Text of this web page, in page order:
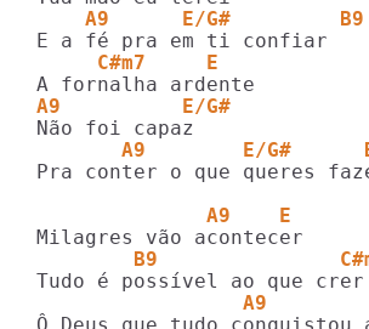
    A9      E/G#         B9
     C#m7     E
A9          E/G#
A9        E/G#
Pra conter o que queres
              A9    E
B9
A9